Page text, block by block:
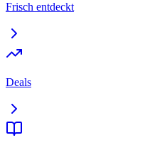
Frisch entdeckt
Deals